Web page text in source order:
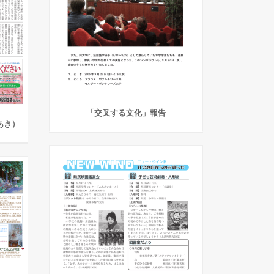
）
「交叉する文化」報告